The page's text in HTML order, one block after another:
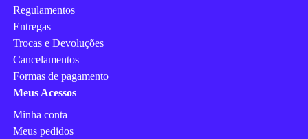
Regulamentos
Entregas
Trocas e Devoluções
Cancelamentos
Formas de pagamento
Meus Acessos
Minha conta
Meus pedidos